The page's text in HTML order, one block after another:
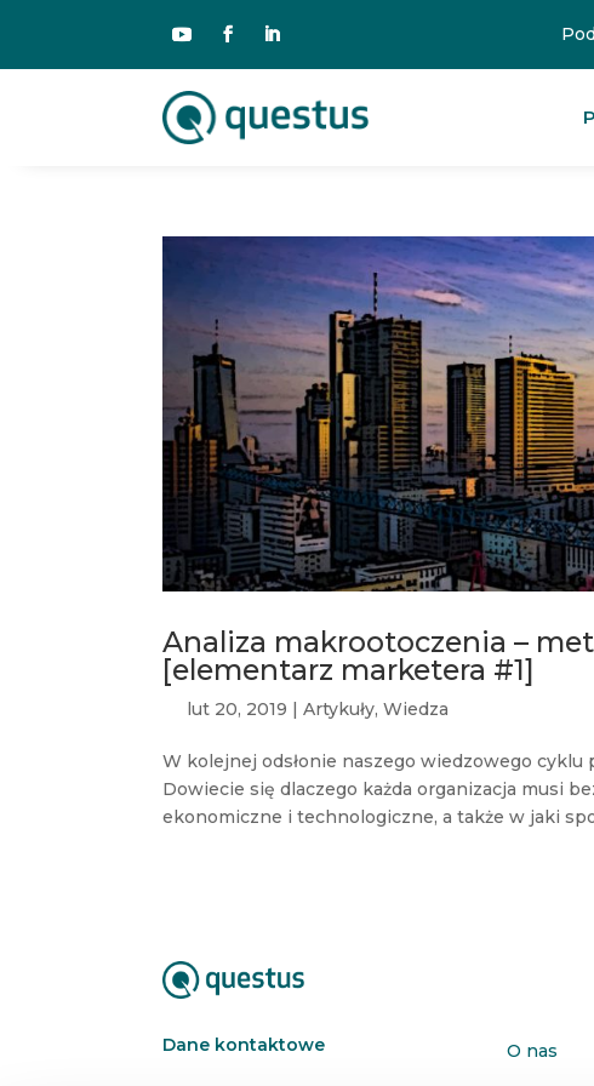
Analiza makrootoczenia –
[elementarz marketera #1]
lut 20, 2019 |Artykuły,Wiedza
W kolejnej odsłonie naszego wiedzowego
Dowiecie się dlaczego każda organizacja musi
ekonomiczne i technologiczne, a także w jaki
Dane kontaktowe O nas